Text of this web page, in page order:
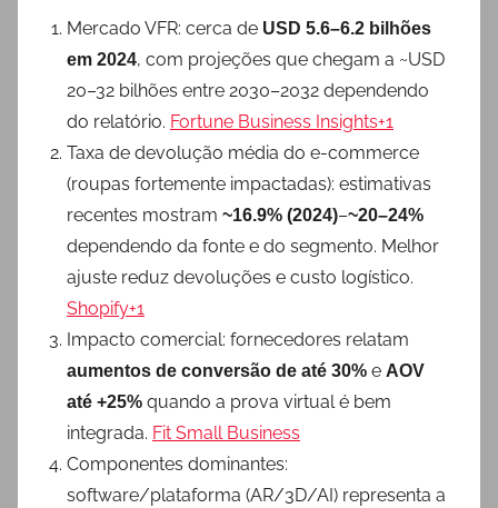
Mercado VFR: cerca de USD 5.6–6.2 bilhões
em 2024, com projeções que chegam a ~USD
20–32 bilhões entre 2030–2032 dependendo
do relatório. Fortune Business Insights+1
Taxa de devolução média do e-commerce
(roupas fortemente impactadas): estimativas
recentes mostram ~16.9% (2024)–~20–24%
dependendo da fonte e do segmento. Melhor
ajuste reduz devoluções e custo logístico.
Shopify+1
Impacto comercial: fornecedores relatam
aumentos de conversão de até 30% e AOV
até +25% quando a prova virtual é bem
integrada. Fit Small Business
Componentes dominantes:
software/plataforma (AR/3D/AI) representa a